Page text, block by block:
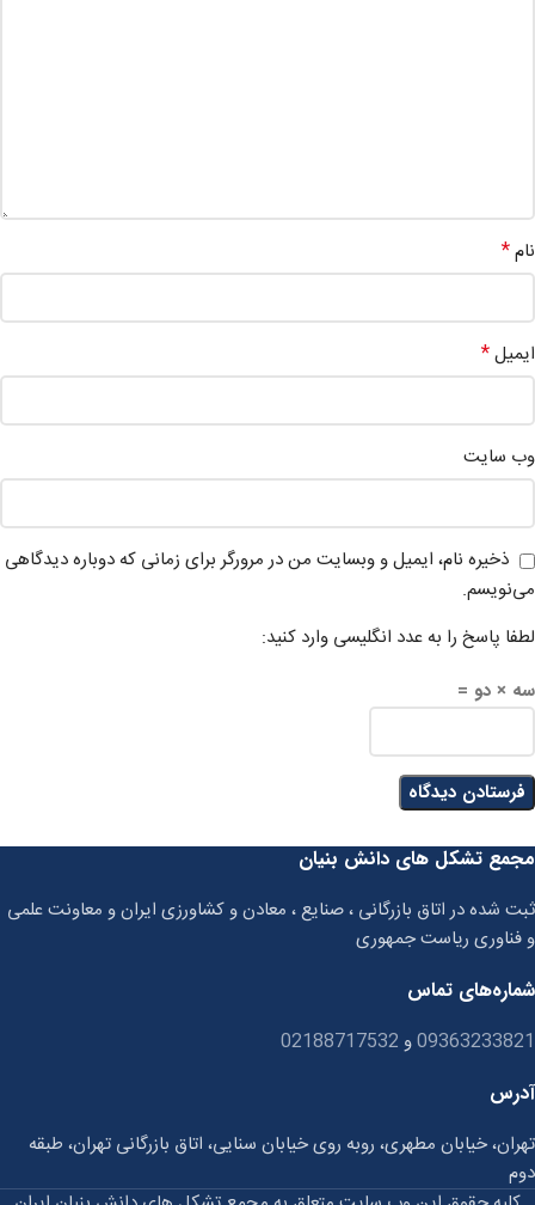
نام*
ایمیل*
وب‌ سایت
ذخیره نام، ایمیل و وبسایت من در مرورگر برای زمانی که دوباره دیدگاهی
می‌نویسم.
لطفا پاسخ را به عدد انگلیسی وارد کنید:
سه × دو =
مجمع تشکل های دانش بنیان
ثبت شده در اتاق بازرگانی ، صنایع ، معادن و کشاورزی ایران و معاونت علمی
و فناوری ریاست جمهوری
شماره‌های تماس
09363233821و 02188717532
آدرس
تهران، خیابان مطهری، روبه روی خیابان سنایی، اتاق بازرگانی تهران، طبقه
دوم